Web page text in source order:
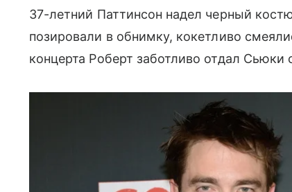
37-летний Паттинсон надел черный
позировали в обнимку, кокетливо
концерта Роберт заботливо отдал